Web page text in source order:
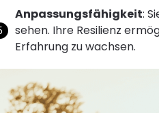
Anpassungsfähigkeit:
sehen. Ihre Resilienz
Erfahrung zu wachsen.